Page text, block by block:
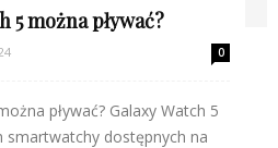
5 można pływać?
0
pływać? Galaxy Watch 5
dostępnych na